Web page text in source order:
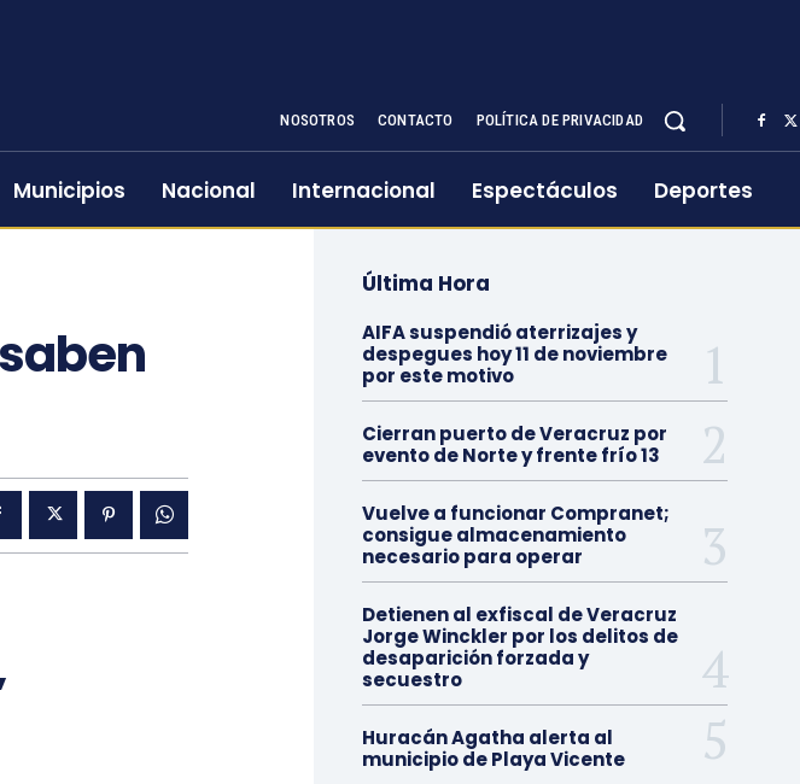
NOSOTROS CONTACTO POLÍTICA DE PRIVACIDAD
Municipios Nacional Internacional Espectáculos Deportes
Última Hora
AIFA suspendió aterrizajes y
despegues hoy 11 de noviembre
por este motivo
Cierran puerto de Veracruz por
evento de Norte y frente frío 13
Vuelve a funcionar Compranet;
consigue almacenamiento
necesario para operar
Detienen al exfiscal de Veracruz
Jorge Winckler por los delitos de
desaparición forzada y
secuestro
Huracán Agatha alerta al
municipio de Playa Vicente